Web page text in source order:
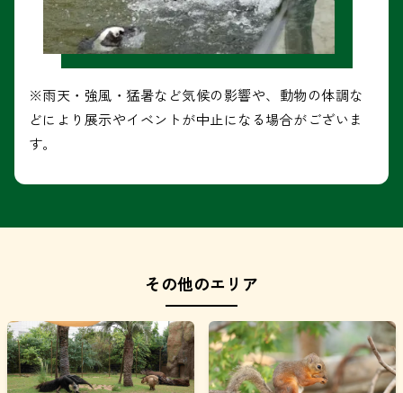
※雨天・強風・猛暑など気候の影響や、動物の体調な
どにより展示やイベントが中止になる場合がございま
す。
その他のエリア